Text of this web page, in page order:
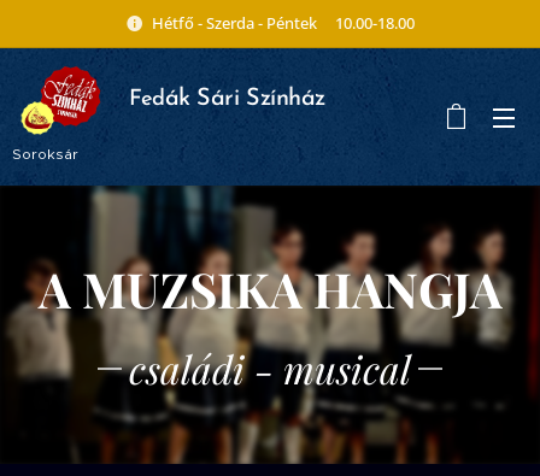
Hétfő - Szerda - Péntek 10.00-18.00
Fedák Sári Színház
Soroksár
A MUZSIKA HANGJA
családi - musical